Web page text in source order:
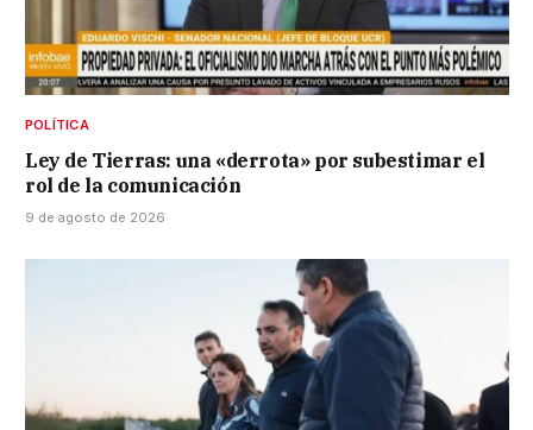
POLÍTICA
Ley de Tierras: una «derrota» por subestimar el
rol de la comunicación
9 de agosto de 2026